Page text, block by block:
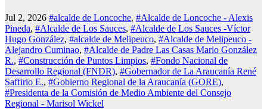
Jul 2, 2026 #alcalde de Loncoche, #Alcalde de Loncoche - Alexis
Pineda, #Alcalde de Los Sauces, #Alcalde de Los Sauces -Víctor
Hugo González, #alcalde de Melipeuco, #Alcalde de Melipeuco -
Alejandro Cuminao, #Alcalde de Padre Las Casas Mario González
R., #Construcción de Puntos Limpios, #Fondo Nacional de
Desarrollo Regional (FNDR), #Gobernador de La Araucanía René
Saffirio E., #Gobierno Regional de la Araucanía (GORE),
#Presidenta de la Comisión de Medio Ambiente del Consejo
Regional - Marisol Wickel